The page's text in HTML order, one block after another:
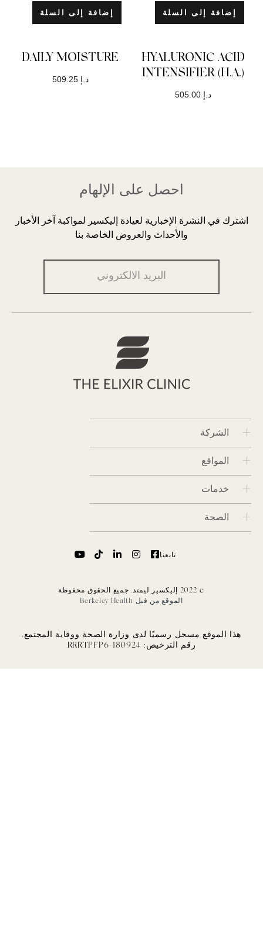
إضافة إلى السلة
DAILY MOISTURE
د.إ 509.25
إليكسير لمواكبة آخر الأخبار
الصحة ووقاية المجتمع.